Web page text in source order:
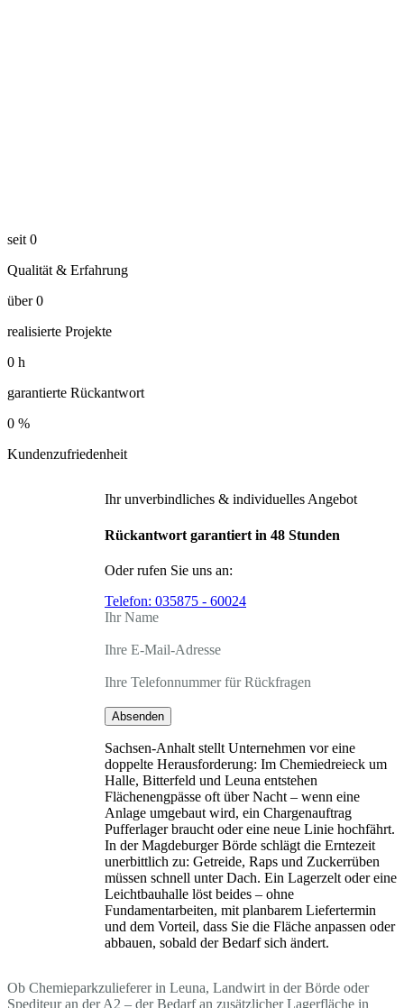
seit 0
Qualität & Erfahrung
über 0
realisierte Projekte
0 h
garantierte Rückantwort
0 %
Kundenzufriedenheit
Ihr unverbindliches & individuelles Angebot
Rückantwort garantiert in 48 Stunden
Oder rufen Sie uns an:
Telefon: 035875 - 60024
Ihr Name
Ihre E-Mail-Adresse
Ihre Telefonnummer für Rückfragen
Absenden
Sachsen-Anhalt stellt Unternehmen vor eine
doppelte Herausforderung: Im Chemiedreieck um
Halle, Bitterfeld und Leuna entstehen
Flächenengpässe oft über Nacht – wenn eine
Anlage umgebaut wird, ein Chargenauftrag
Pufferlager braucht oder eine neue Linie hochfährt.
In der Magdeburger Börde schlägt die Erntezeit
unerbittlich zu: Getreide, Raps und Zuckerrüben
müssen schnell unter Dach. Ein Lagerzelt oder eine
Leichtbauhalle löst beides – ohne
Fundamentarbeiten, mit planbarem Liefertermin
und dem Vorteil, dass Sie die Fläche anpassen oder
abbauen, sobald der Bedarf sich ändert.
Ob Chemieparkzulieferer in Leuna, Landwirt in der Börde oder
Spediteur an der A2 – der Bedarf an zusätzlicher Lagerfläche in